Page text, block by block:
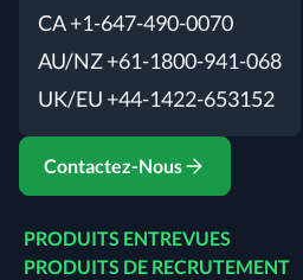
CA +1-647-490-0070
AU/NZ +61-1800-941-068
UK/EU +44-1422-653152
Contactez-Nous
PRODUITS ENTREVUES
PRODUITS DE RECRUTEMENT